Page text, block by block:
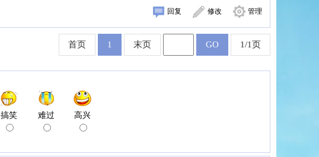
回复 修改 管理
首页 1 末页 GO 1/1页
搞笑 难过 高兴